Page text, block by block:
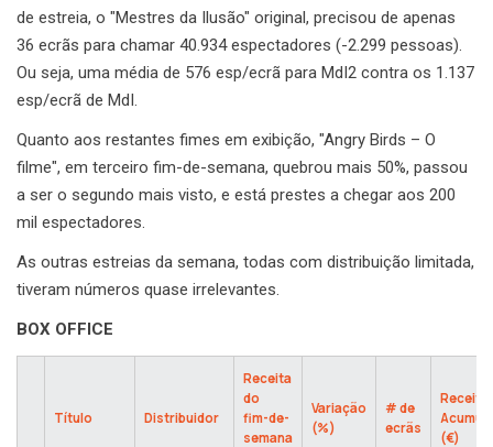
de estreia, o "Mestres da Ilusão" original, precisou de apenas
36 ecrãs para chamar 40.934 espectadores (-2.299 pessoas).
Ou seja, uma média de 576 esp/ecrã para MdI2 contra os 1.137
esp/ecrã de MdI.
Quanto aos restantes fimes em exibição, "Angry Birds – O
filme", em terceiro fim-de-semana, quebrou mais 50%, passou
a ser o segundo mais visto, e está prestes a chegar aos 200
mil espectadores.
As outras estreias da semana, todas com distribuição limitada,
tiveram números quase irrelevantes.
BOX OFFICE
Título Distribuidor
Receita
do
fim-de-
semana
Variação
(%)
# de
ecrãs
Receita
(€)